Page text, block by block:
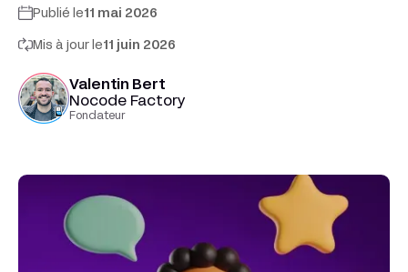
Publié le11 mai 2026
Mis à jour le11 juin 2026
Valentin Bert
Nocode Factory
Fondateur